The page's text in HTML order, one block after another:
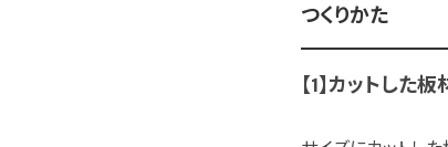
つくりかた
【1】カットした